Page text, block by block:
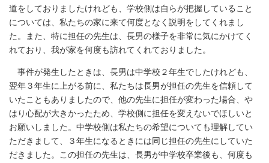
道をしておりましたけれども、学校側は自らが把握していること
については、私たちの家に来て何度となく説明をしてくれまし
た。また、特に担任の先生は、長男の様子を非常に気にかけてく
れており、我が家を何度も訪れてくれておりました。
事件が発生したときは、長男は中学校２年生でしたけれども、
翌年３年生に上がる前に、私たちは長男が担任の先生を信頼して
いたこともありましたので、他の先生に担任が変わった場合、や
はり心配が大きかったため、学校側に担任を変えないでほしいと
お願いしました。中学校側は私たちの希望についても理解してい
ただきまして、３年生になるときには同じ担任の先生にしていた
だきました。この担任の先生は、長男が中学校卒業後も、何度も